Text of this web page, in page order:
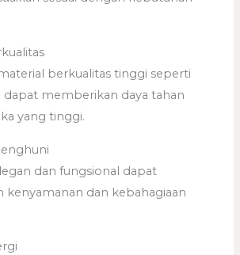
berkualitas tinggi seperti
dapat memberikan daya tahan
yang tinggi.
dan fungsional dapat
kenyamanan dan kebahagiaan